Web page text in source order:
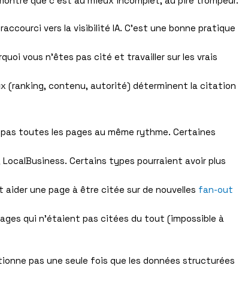
vers la visibilité IA. C’est une bonne pratique
vous n’êtes pas cité et travailler sur les vrais
(ranking, contenu, autorité) déterminent la citation
toutes les pages au même rythme. Certaines
LocalBusiness. Certains types pourraient avoir plus
une page à être citée sur de nouvelles fan-out
qui n’étaient pas citées du tout (impossible à
pas une seule fois que les données structurées